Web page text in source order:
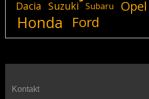
Dacia Suzuki Subaru Opel
Honda Ford
Kontakt